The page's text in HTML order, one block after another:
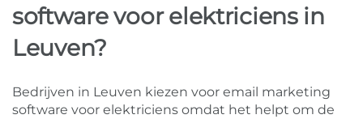
software voor elektriciens in
Leuven?
Bedrijven in Leuven kiezen voor email marketing
software voor elektriciens omdat het helpt om de